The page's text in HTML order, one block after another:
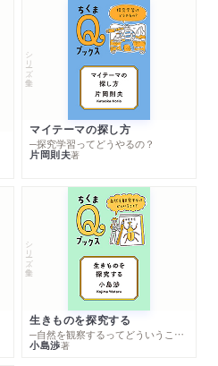
シリーズ・全集
マイテーマの探し方
─探究学習ってどうやるの？
片岡則夫著
シリーズ・全集
生きものを探究する
─自然を観察するってどういうこと？
小島渉著